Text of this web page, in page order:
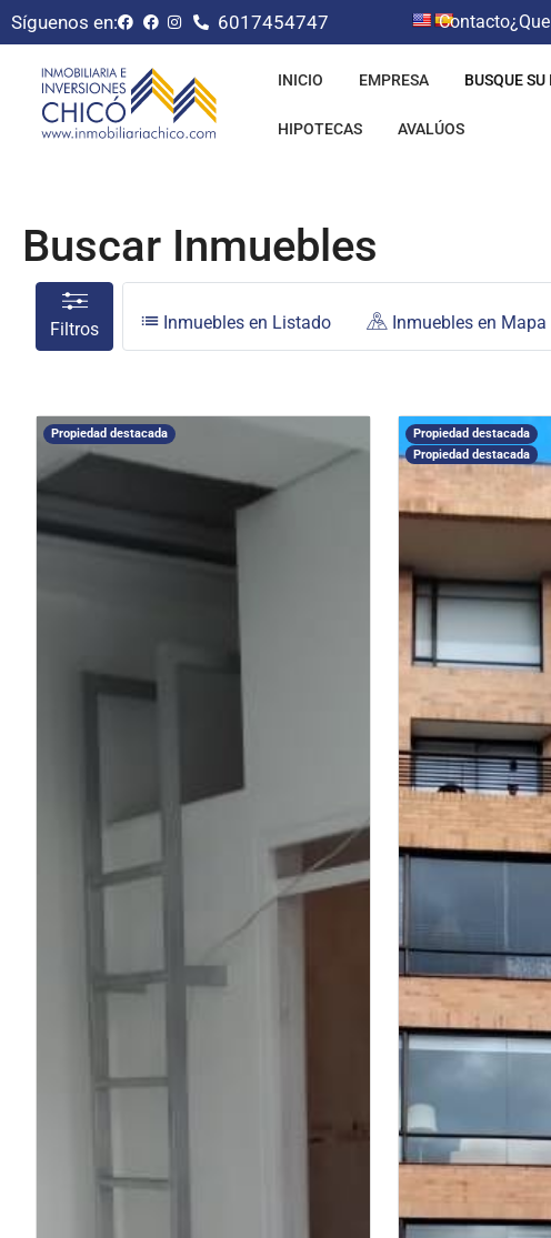
Síguenos en: 6017454747 Contacto
INICIO EMPRESA BUSQUE
HIPOTECAS AVALÚOS
Buscar Inmuebles
Filtros Inmuebles en Listado Inmuebles en Mapa
Propiedad destacada
Propiedad destacada
Propiedad destacada